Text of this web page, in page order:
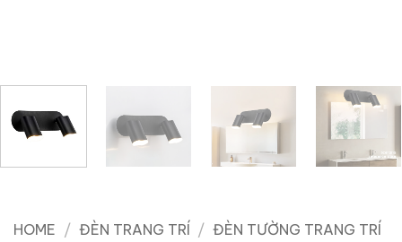
HOME / ĐÈN TRANG TRÍ / ĐÈN TƯỜNG TRANG TRÍ